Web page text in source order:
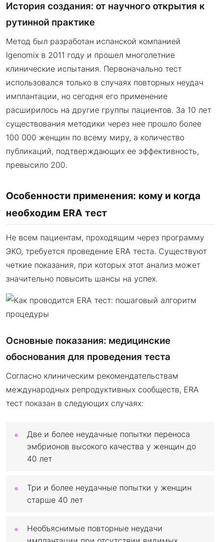
История создания: от научного открытия к
рутинной практике
Метод был разработан испанской компанией
Igenomix в 2011 году и прошел многолетние
клинические испытания. Первоначально тест
использовался только в случаях повторных неудач
имплантации, но сегодня его применение
расширилось на другие группы пациентов. За 10 лет
существования методики через нее прошло более
100 000 женщин по всему миру, а количество
публикаций, подтверждающих ее эффективность,
превысило 200.
Особенности применения: кому и когда
необходим ERA тест
Не всем пациентам, проходящим через программу
ЭКО, требуется проведение ERA теста. Существуют
четкие показания, при которых этот анализ может
значительно повысить шансы на успех.
Основные показания: медицинские
обоснования для проведения теста
Согласно клиническим рекомендательствам
международных репродуктивных сообществ, ERA
тест показан в следующих случаях:
Две и более неудачные попытки переноса
эмбрионов высокого качества у женщин до
40 лет
Три и более неудачные попытки у женщин
старше 40 лет
Необъяснимые повторные неудачи